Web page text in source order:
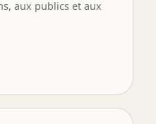
aux publics et aux